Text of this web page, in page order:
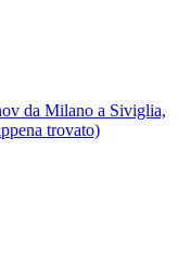
da Milano a Siviglia,
trovato)